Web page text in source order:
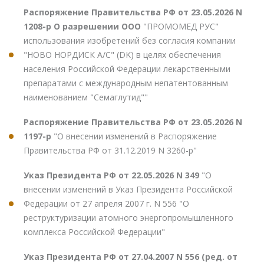
Распоряжение Правительства РФ от 23.05.2026 N
1208-р О разрешении ООО "ПРОМОМЕД РУС"
использования изобретений без согласия компании
"НОВО НОРДИСК А/С" (DK) в целях обеспечения
населения Российской Федерации лекарственными
препаратами с международным непатентованным
наименованием "Семаглутид""
Распоряжение Правительства РФ от 23.05.2026 N
1197-р "О внесении изменений в Распоряжение
Правительства РФ от 31.12.2019 N 3260-р"
Указ Президента РФ от 22.05.2026 N 349 "О
внесении изменений в Указ Президента Российской
Федерации от 27 апреля 2007 г. N 556 "О
реструктуризации атомного энергопромышленного
комплекса Российской Федерации"
Указ Президента РФ от 27.04.2007 N 556 (ред. от